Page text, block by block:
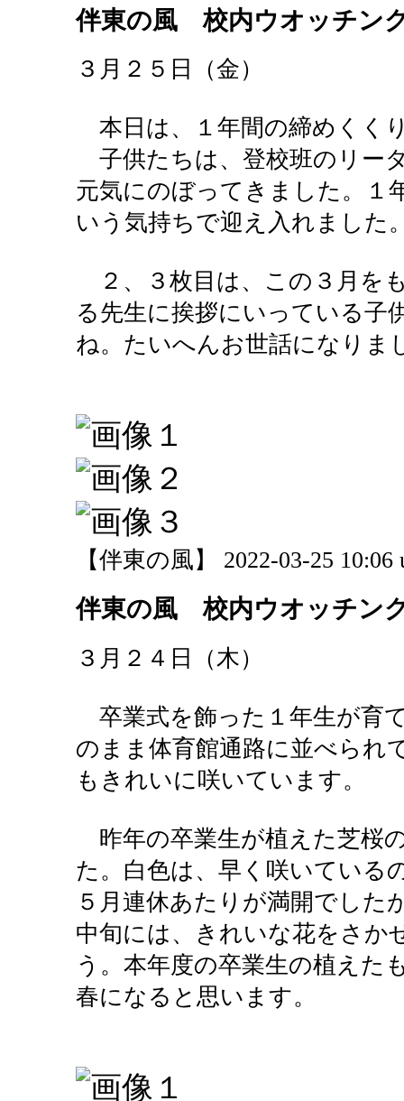
伴東の風 校内ウオッチン
３月２５日（金）
本日は、１年間の締めくく
子供たちは、登校班のリー
元気にのぼってきました。１
いう気持ちで迎え入れました
２、３枚目は、この３月を
る先生に挨拶にいっている子
ね。たいへんお世話になりま
【伴東の風】 2022-03-25 10:06
伴東の風 校内ウオッチン
３月２４日（木）
卒業式を飾った１年生が育
のまま体育館通路に並べられ
もきれいに咲いています。
昨年の卒業生が植えた芝桜
た。白色は、早く咲いている
５月連休あたりが満開でした
中旬には、きれいな花をさか
う。本年度の卒業生の植えた
春になると思います。